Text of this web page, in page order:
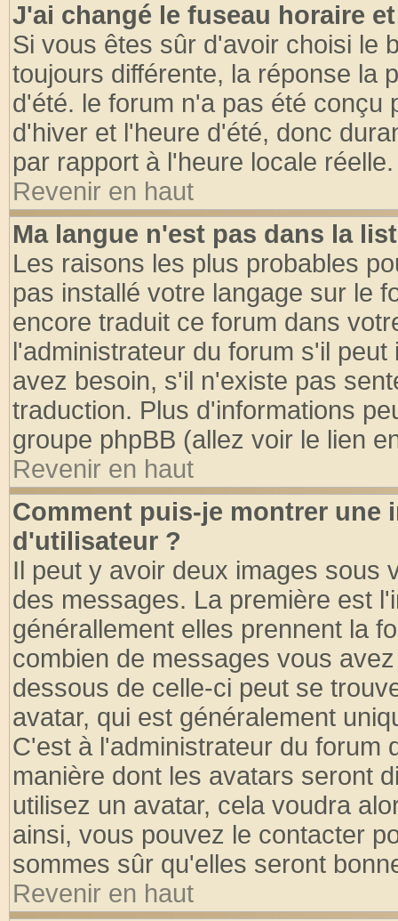
J'ai changé le fuseau horaire
Si vous êtes sûr d'avoir choisi le
toujours différente, la réponse la
d'été. le forum n'a pas été conçu
d'hiver et l'heure d'été, donc
par rapport à l'heure locale réelle.
Revenir en haut
Ma langue n'est pas dans la
Les raisons les plus probables
pas installé votre langage sur le
encore traduit ce forum dans
l'administrateur du forum s'il
avez besoin, s'il n'existe pas
traduction. Plus d'informations
groupe phpBB (allez voir le lien
Revenir en haut
Comment puis-je montrer une
d'utilisateur ?
Il peut y avoir deux images sous
des messages. La première est
générallement elles prennent la
combien de messages vous
dessous de celle-ci peut se
avatar, qui est généralement
C'est à l'administrateur du forum
manière dont les avatars seront
utilisez un avatar, cela voudra
ainsi, vous pouvez le contacter
sommes sûr qu'elles seront
Revenir en haut